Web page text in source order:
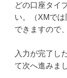
どの口座タイ
い。（XMで
できますので
入力が完了し
て次へ進みま